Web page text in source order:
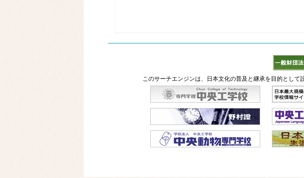
このサーチエンジンは、日本文化の普及と継承を目的とし